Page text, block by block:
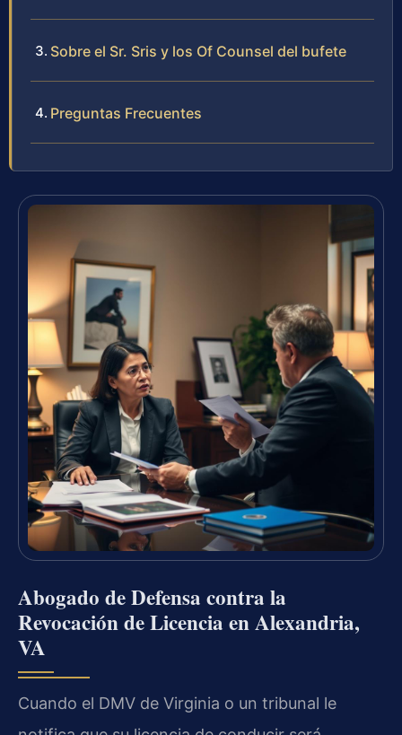
Sobre el Sr. Sris y los Of Counsel del bufete
Preguntas Frecuentes
Abogado de Defensa contra la
Revocación de Licencia en Alexandria,
VA
Cuando el DMV de Virginia o un tribunal le